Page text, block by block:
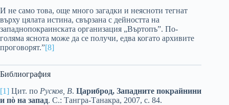
И не само това, още много загадки и неясноти тегнат
върху цялата истина, свързана с дейността на
западнопокраинската организация „Въртопъ”. По-
голяма яснота може да се получи, едва когато архивите
проговорят.”[8]
Библиография
[1] Цит. по Русков, В. Цариброд, Западните покрайнини
и пὸ на запад. С.: Тангра-Танакра, 2007, с. 84.